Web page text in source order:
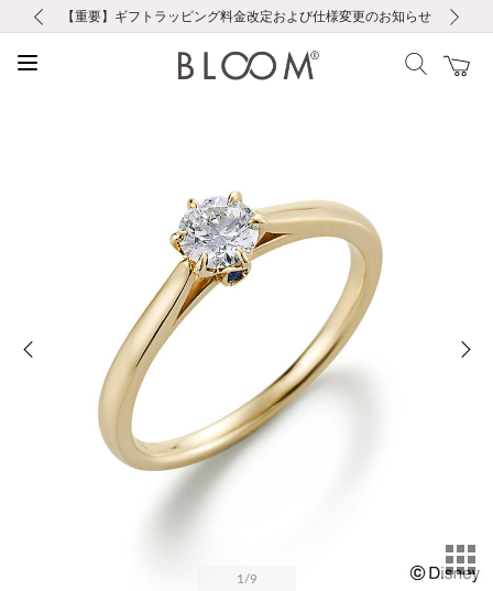
お修理・アフターサービスのご案内
【重要】令和８年熊本地震に伴う集配への影響について
【重要】ギフトラッピング料金改定および仕様変更のお知らせ
【重要】夏季休業の営業についてのご案内
税込5,500円以上で送料無料｜最短24時間以内に発送
新規会員登録で1000ポイントプレゼント！
新規LINE友だち登録で500円クーポンプレゼント
会員限定！レビュー投稿で100ポイントプレゼント
お修理・アフターサービスのご案内
【重要】令和８年熊本地震に伴う集配への影響について
1 /9